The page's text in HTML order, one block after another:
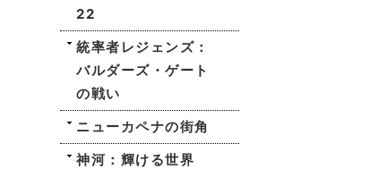
22
統率者レジェンズ：
バルダーズ・ゲート
の戦い
ニューカペナの街角
神河：輝ける世界